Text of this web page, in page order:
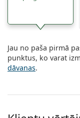
Jau no paša pirmā
punktus, ko varat
dāvanas.